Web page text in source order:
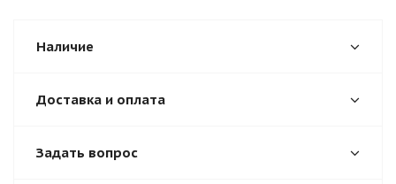
Наличие
Доставка и оплата
Задать вопрос